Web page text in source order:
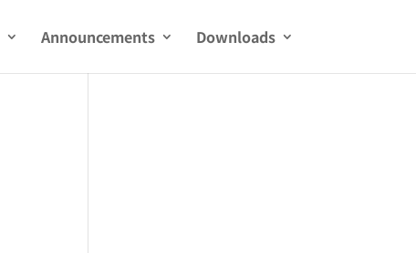
Announcements Downloads